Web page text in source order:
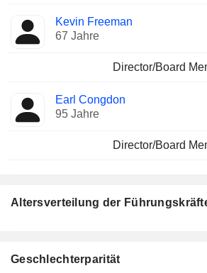
Kevin Freeman
67 Jahre
Director/Board
Earl Congdon
95 Jahre
Director/Board
Altersverteilung der
Geschlechterparität